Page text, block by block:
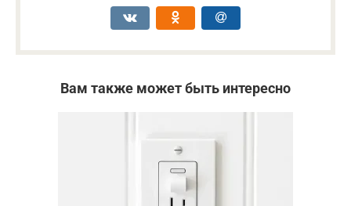
Вам также может быть интересно